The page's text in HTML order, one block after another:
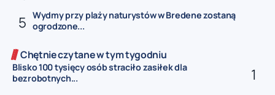
Wydmy przy plaży naturystów w Bredene zostaną
ogrodzone...
Chętnie czytane w tym tygodniu
Blisko 100 tysięcy osób straciło zasiłek dla
bezrobotnych...